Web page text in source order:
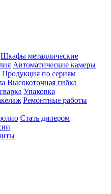
Шкафы металлические
Автоматические камеры
Продукция по сериям
Высокоточная гибка
Упаковка
Ремонтные работы
Стать дилером